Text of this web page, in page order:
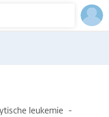
leukemie